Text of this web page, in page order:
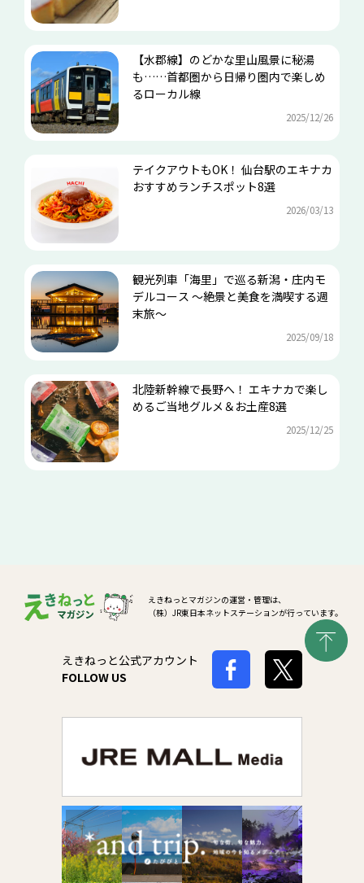
【水郡線】のどかな里山風景に秘湯
も……首都圏から日帰り圏内で楽しめ
るローカル線
2025/12/26
テイクアウトもOK！ 仙台駅のエキナカ
おすすめランチスポット8選
2026/03/13
観光列車「海里」で巡る新潟・庄内モ
デルコース ～絶景と美食を満喫する週
末旅～
2025/09/18
北陸新幹線で長野へ！ エキナカで楽し
めるご当地グルメ＆お土産8選
2025/12/25
えきねっとマガジンの運営・管理は、
（株）JR東日本ネットステーションが行っています。
えきねっと公式アカウント
FOLLOW US